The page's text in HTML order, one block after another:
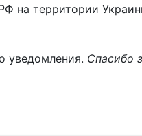
на территории
уведомления. Спасибо